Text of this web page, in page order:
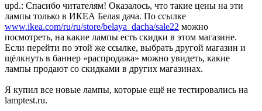
upd.: Спасибо читателям! Оказалось, что такие цены на эти
лампы только в ИКЕА Белая дача. По ссылке
www.ikea.com/ru/ru/store/belaya_dacha/sale22 можно
посмотреть, на какие лампы есть скидки в этом магазине.
Если перейти по этой же ссылке, выбрать другой магазин и
щёлкнуть в баннер «распродажа» можно увидеть, какие
лампы продают со скидками в других магазинах.
Я купил все новые лампы, которые ещё не тестировались на
lamptest.ru.